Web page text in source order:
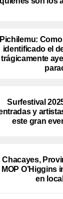
Pichilemu:
identificado el
trágicamente
Surfestival
y
este gran
Chacayes,
MOP
en